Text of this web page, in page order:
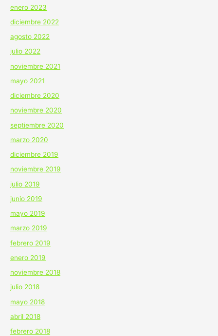
enero 2023
diciembre 2022
agosto 2022
julio 2022
noviembre 2021
mayo 2021
diciembre 2020
noviembre 2020
septiembre 2020
marzo 2020
diciembre 2019
noviembre 2019
julio 2019
junio 2019
mayo 2019
marzo 2019
febrero 2019
enero 2019
noviembre 2018
julio 2018
mayo 2018
abril 2018
febrero 2018